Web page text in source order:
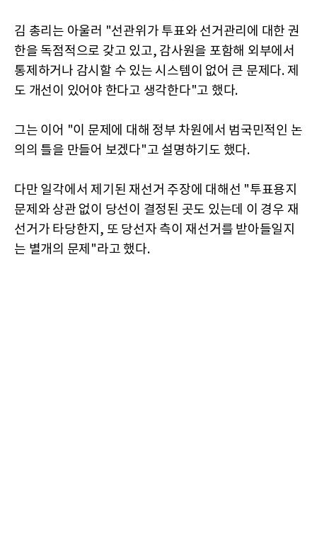
김 총리는 아울러 "선관위가 투표와 선거관리에 대한 권
한을 독점적으로 갖고 있고, 감사원을 포함해 외부에서
통제하거나 감시할 수 있는 시스템이 없어 큰 문제다. 제
도 개선이 있어야 한다고 생각한다"고 했다.
그는 이어 "이 문제에 대해 정부 차원에서 범국민적인 논
의의 틀을 만들어 보겠다"고 설명하기도 했다.
다만 일각에서 제기된 재선거 주장에 대해선 "투표용지
문제와 상관 없이 당선이 결정된 곳도 있는데 이 경우 재
선거가 타당한지, 또 당선자 측이 재선거를 받아들일지
는 별개의 문제"라고 했다.